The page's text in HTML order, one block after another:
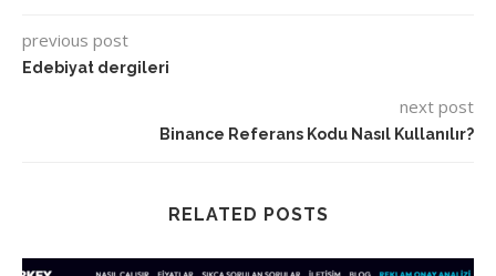
previous post
Edebiyat dergileri
next post
Binance Referans Kodu Nasıl Kullanılır?
RELATED POSTS